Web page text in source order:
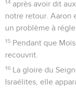
14 après avoir dit
notre retour. Aaron
un problème à
15 Pendant que
recouvrit.
16 La gloire du
Israélites, elle